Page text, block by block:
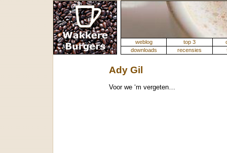
weblog top 3
downloads
recensies
Ady Gil
Voor we ‘m vergeten…